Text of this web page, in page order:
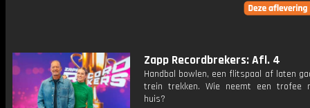
Zapp Recordbrekers: Afl. 4
Handbal bowlen, een flitspaal af laten
trein trekken. Wie neemt een trofee
huis?